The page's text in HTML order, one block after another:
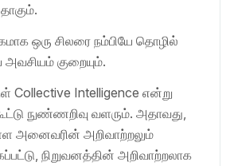
ஒரு சிலரை நம்பியே தொழில்
குறையும்.
Collective Intelligence என்று
நுண்ணறிவு வளரும். அதாவது,
அனைவரின் அறிவாற்றலும்
நிறுவனத்தின் அறிவாற்றலாக